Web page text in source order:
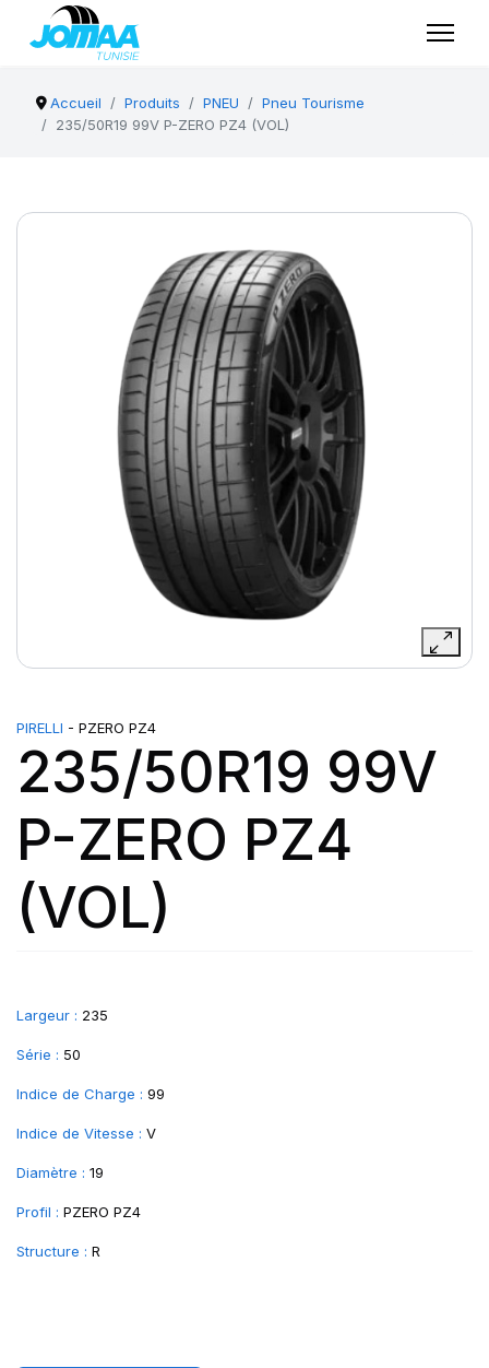
Accueil Produits PNEU
Pneu Tourisme
235/50R19 99V P-ZERO PZ4 (VOL)
PIRELLI - PZERO PZ4
235/50R19 99V
P-ZERO PZ4
(VOL)
Largeur : 235
Série : 50
Indice de Charge : 99
Indice de Vitesse : V
Diamètre : 19
Profil : PZERO PZ4
Structure : R